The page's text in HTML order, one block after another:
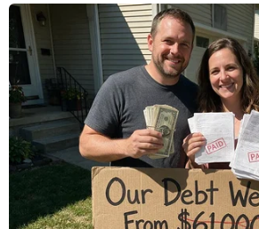
Hữu Chí
22/04/2021 09:41
Hàng trăm "quái xế" lên mạng
đua xe và bắt đầu đua trên
địa bàn Phường 3, thị xã Cai